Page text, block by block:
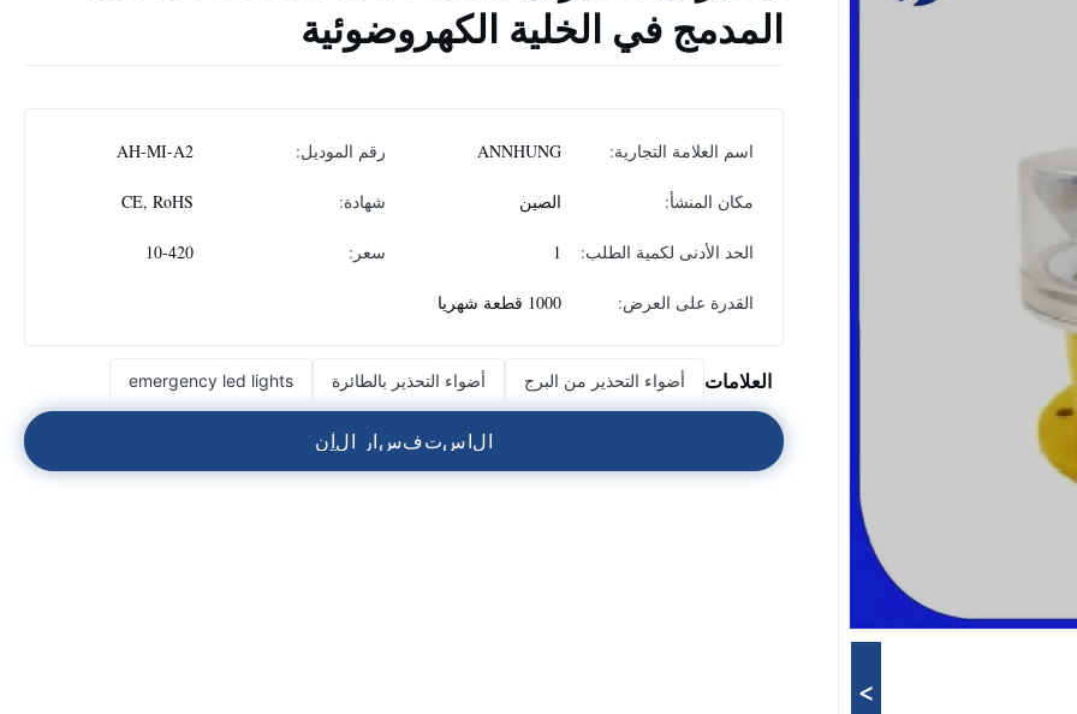
>
المدمج في الخلية الكهروضوئية
اسم العلامة التجارية: ANNHUNG رقم الموديل: AH-MI-A2
مكان المنشأ: الصين شهادة: CE, RoHS
الحد الأدنى لكمية الطلب: 1 سعر: 10-420
القدرة على العرض: 1000 قطعة شهريا
العلامات أضواء التحذير من البرج أضواء التحذير بالطائرة emergency led lights
الاستفسار الآن